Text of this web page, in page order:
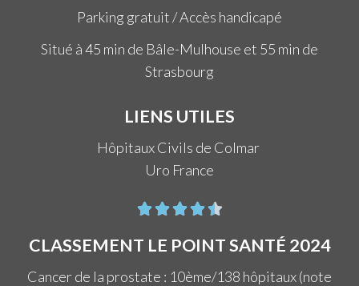
Parking gratuit / Accès handicapé
Situé à 45 min de Bâle-Mulhouse et 55 min de
Strasbourg
LIENS UTILES
Hôpitaux Civils de Colmar
Uro France

CLASSEMENT LE POINT SANTÉ 2024
Cancer de la prostate : 10ème/138 hôpitaux (note